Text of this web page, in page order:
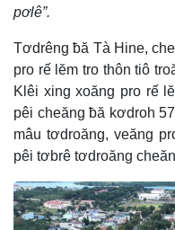
pơlê”.
Tơdrêng ƀă Tà Hine,
pro rế lĕm tro thôn tiô
Klêi xing xoăng pro rế
pêi cheăng ƀă kơdroh
mâu tơdroăng, veăng
pêi tơbrê tơdroăng